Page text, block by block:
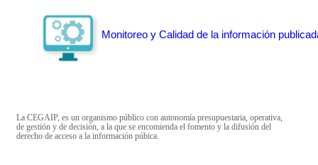
Monitoreo y Calidad de la información
La CEGAIP, es un organismo público con autonomía presupuestaria, operativa,
de gestión y de decisión, a la que se encomienda el fomento y la difusión del
derecho de acceso a la información púbica.